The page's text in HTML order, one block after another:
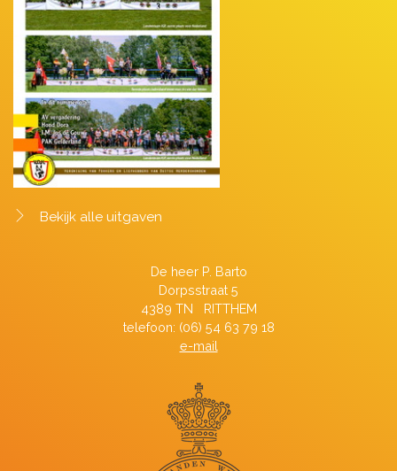
Bekijk alle uitgaven
De heer P. Barto
Dorpsstraat 5
4389 TN RITTHEM
telefoon: (06) 54 63 79 18
e-mail